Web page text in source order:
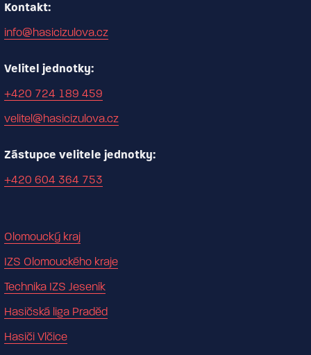
Kontakt:
info@hasicizulova.cz
Velitel jednotky:
+420 724 189 459
velitel@hasicizulova.cz
Zástupce velitele jednotky:
+420 604 364 753
Olomoucký kraj
IZS Olomouckého kraje
Technika IZS Jeseník
Hasičská liga Praděd
Hasiči Vlčice